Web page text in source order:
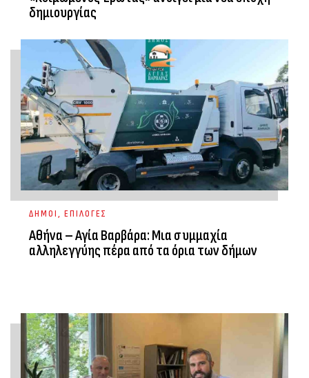
δημιουργίας
ΔΗΜΟΙ, ΕΠΙΛΟΓΕΣ
Αθήνα – Αγία Βαρβάρα: Μια συμμαχία
αλληλεγγύης πέρα από τα όρια των δήμων